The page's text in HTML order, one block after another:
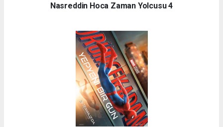
Nasreddin Hoca Zaman Yolcusu 4